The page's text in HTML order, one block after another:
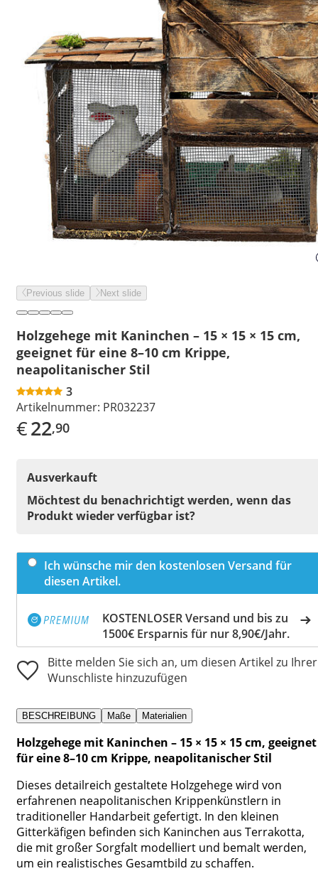
Previous slide Next slide
Holzgehege mit Kaninchen – 15 × 15 × 15 cm,
geeignet für eine 8–10 cm Krippe,
neapolitanischer Stil
3
Artikelnummer: PR032237
€22,90
Ausverkauft
Möchtest du benachrichtigt werden, wenn das
Produkt wieder verfügbar ist?
Ich wünsche mir den kostenlosen Versand für
diesen Artikel.
KOSTENLOSER Versand und bis zu
1500€ Ersparnis für nur 8,90€/Jahr.
Bitte melden Sie sich an, um diesen Artikel zu Ihrer
Wunschliste hinzuzufügen
BESCHREIBUNG Maße Materialien
Holzgehege mit Kaninchen – 15 × 15 × 15 cm, geeignet
für eine 8–10 cm Krippe, neapolitanischer Stil
Dieses detailreich gestaltete Holzgehege wird von
erfahrenen neapolitanischen Krippenkünstlern in
traditioneller Handarbeit gefertigt. In den kleinen
Gitterkäfigen befinden sich Kaninchen aus Terrakotta,
die mit großer Sorgfalt modelliert und bemalt werden,
um ein realistisches Gesamtbild zu schaffen.